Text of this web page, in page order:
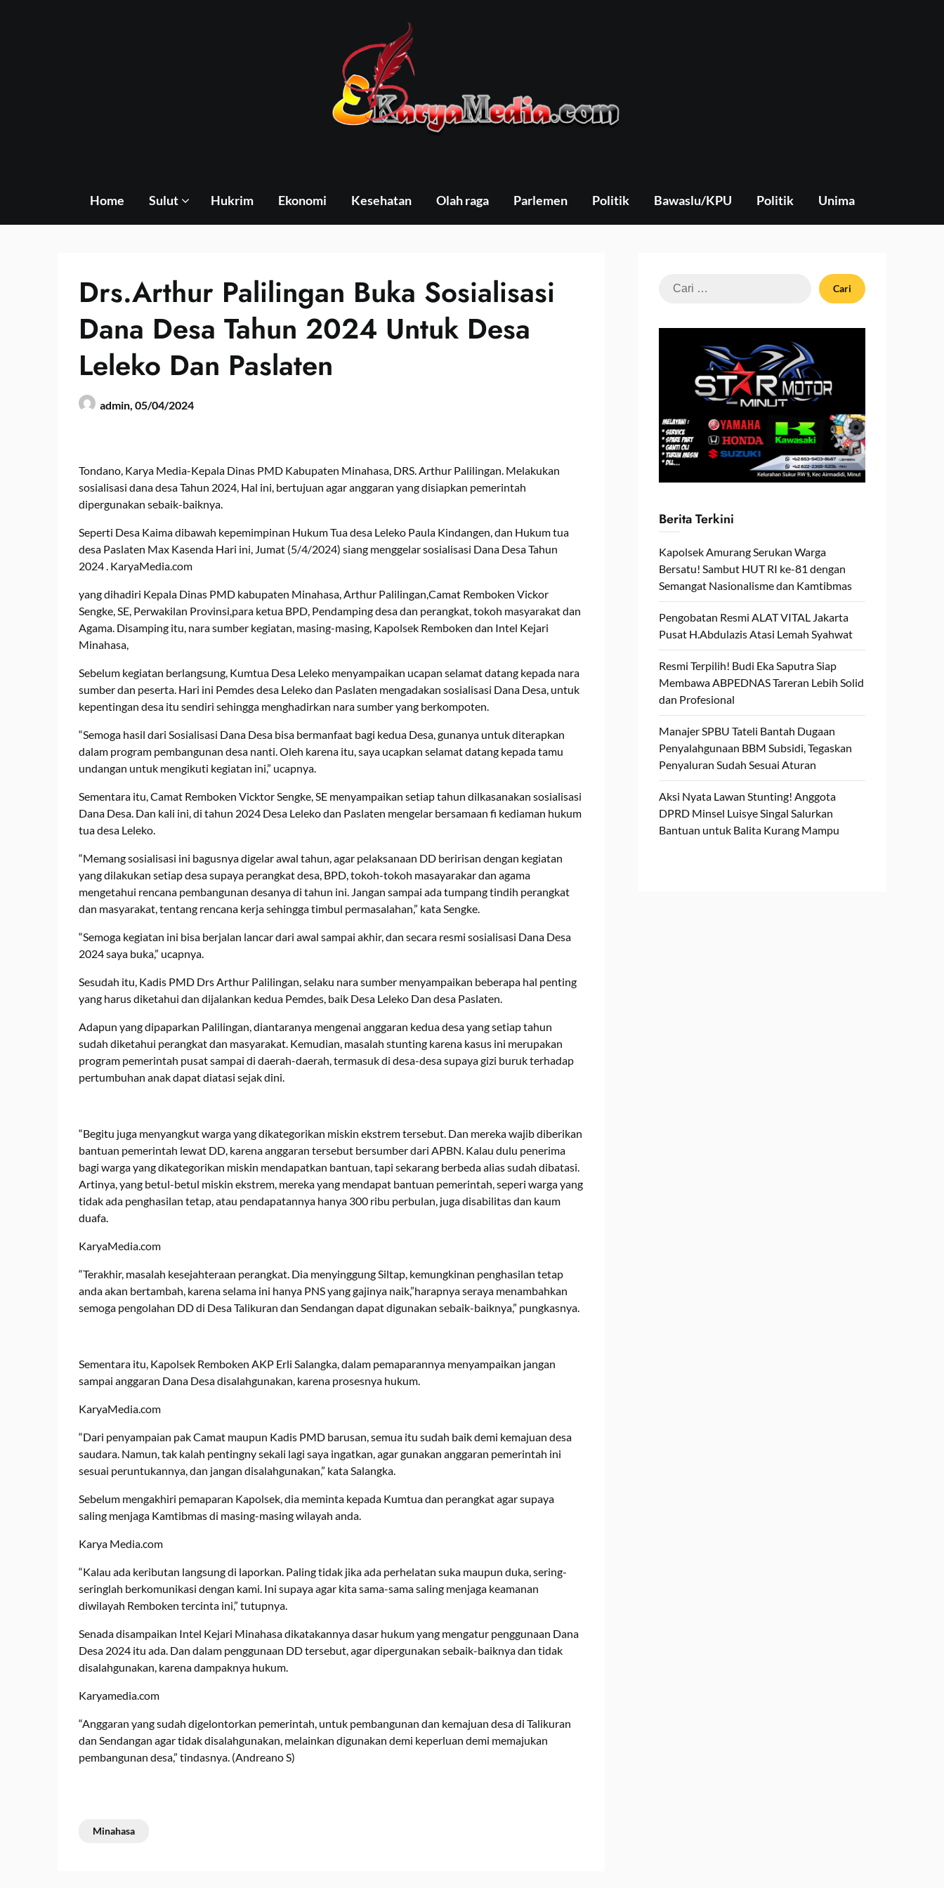
Home Sulut Hukrim Ekonomi Kesehatan Olah raga Parlemen Politik Bawaslu/KPU Politik Unima
Drs.Arthur Palilingan Buka Sosialisasi
Dana Desa Tahun 2024 Untuk Desa
Leleko Dan Paslaten
admin, 05/04/2024
Tondano, Karya Media-Kepala Dinas PMD Kabupaten Minahasa, DRS. Arthur Palilingan. Melakukan
sosialisasi dana desa Tahun 2024, Hal ini, bertujuan agar anggaran yang disiapkan pemerintah
dipergunakan sebaik-baiknya.
Seperti Desa Kaima dibawah kepemimpinan Hukum Tua desa Leleko Paula Kindangen, dan Hukum tua
desa Paslaten Max Kasenda Hari ini, Jumat (5/4/2024) siang menggelar sosialisasi Dana Desa Tahun
2024 . KaryaMedia.com
yang dihadiri Kepala Dinas PMD kabupaten Minahasa, Arthur Palilingan,Camat Remboken Vickor
Sengke, SE, Perwakilan Provinsi,para ketua BPD, Pendamping desa dan perangkat, tokoh masyarakat dan
Agama. Disamping itu, nara sumber kegiatan, masing-masing, Kapolsek Remboken dan Intel Kejari
Minahasa,
Sebelum kegiatan berlangsung, Kumtua Desa Leleko menyampaikan ucapan selamat datang kepada nara
sumber dan peserta. Hari ini Pemdes desa Leleko dan Paslaten mengadakan sosialisasi Dana Desa, untuk
kepentingan desa itu sendiri sehingga menghadirkan nara sumber yang berkompoten.
“Semoga hasil dari Sosialisasi Dana Desa bisa bermanfaat bagi kedua Desa, gunanya untuk diterapkan
dalam program pembangunan desa nanti. Oleh karena itu, saya ucapkan selamat datang kepada tamu
undangan untuk mengikuti kegiatan ini,” ucapnya.
Sementara itu, Camat Remboken Vicktor Sengke, SE menyampaikan setiap tahun dilkasanakan sosialisasi
Dana Desa. Dan kali ini, di tahun 2024 Desa Leleko dan Paslaten mengelar bersamaan fi kediaman hukum
tua desa Leleko.
“Memang sosialisasi ini bagusnya digelar awal tahun, agar pelaksanaan DD beririsan dengan kegiatan
yang dilakukan setiap desa supaya perangkat desa, BPD, tokoh-tokoh masayarakar dan agama
mengetahui rencana pembangunan desanya di tahun ini. Jangan sampai ada tumpang tindih perangkat
dan masyarakat, tentang rencana kerja sehingga timbul permasalahan,” kata Sengke.
“Semoga kegiatan ini bisa berjalan lancar dari awal sampai akhir, dan secara resmi sosialisasi Dana Desa
2024 saya buka,” ucapnya.
Sesudah itu, Kadis PMD Drs Arthur Palilingan, selaku nara sumber menyampaikan beberapa hal penting
yang harus diketahui dan dijalankan kedua Pemdes, baik Desa Leleko Dan desa Paslaten.
Adapun yang dipaparkan Palilingan, diantaranya mengenai anggaran kedua desa yang setiap tahun
sudah diketahui perangkat dan masyarakat. Kemudian, masalah stunting karena kasus ini merupakan
program pemerintah pusat sampai di daerah-daerah, termasuk di desa-desa supaya gizi buruk terhadap
pertumbuhan anak dapat diatasi sejak dini.
“Begitu juga menyangkut warga yang dikategorikan miskin ekstrem tersebut. Dan mereka wajib diberikan
bantuan pemerintah lewat DD, karena anggaran tersebut bersumber dari APBN. Kalau dulu penerima
bagi warga yang dikategorikan miskin mendapatkan bantuan, tapi sekarang berbeda alias sudah dibatasi.
Artinya, yang betul-betul miskin ekstrem, mereka yang mendapat bantuan pemerintah, seperi warga yang
tidak ada penghasilan tetap, atau pendapatannya hanya 300 ribu perbulan, juga disabilitas dan kaum
duafa.
KaryaMedia.com
“Terakhir, masalah kesejahteraan perangkat. Dia menyinggung Siltap, kemungkinan penghasilan tetap
anda akan bertambah, karena selama ini hanya PNS yang gajinya naik,”harapnya seraya menambahkan
semoga pengolahan DD di Desa Talikuran dan Sendangan dapat digunakan sebaik-baiknya,” pungkasnya.
Sementara itu, Kapolsek Remboken AKP Erli Salangka, dalam pemaparannya menyampaikan jangan
sampai anggaran Dana Desa disalahgunakan, karena prosesnya hukum.
KaryaMedia.com
“Dari penyampaian pak Camat maupun Kadis PMD barusan, semua itu sudah baik demi kemajuan desa
saudara. Namun, tak kalah pentingny sekali lagi saya ingatkan, agar gunakan anggaran pemerintah ini
sesuai peruntukannya, dan jangan disalahgunakan,” kata Salangka.
Sebelum mengakhiri pemaparan Kapolsek, dia meminta kepada Kumtua dan perangkat agar supaya
saling menjaga Kamtibmas di masing-masing wilayah anda.
Karya Media.com
“Kalau ada keributan langsung di laporkan. Paling tidak jika ada perhelatan suka maupun duka, sering-
seringlah berkomunikasi dengan kami. Ini supaya agar kita sama-sama saling menjaga keamanan
diwilayah Remboken tercinta ini,” tutupnya.
Senada disampaikan Intel Kejari Minahasa dikatakannya dasar hukum yang mengatur penggunaan Dana
Desa 2024 itu ada. Dan dalam penggunaan DD tersebut, agar dipergunakan sebaik-baiknya dan tidak
disalahgunakan, karena dampaknya hukum.
Karyamedia.com
“Anggaran yang sudah digelontorkan pemerintah, untuk pembangunan dan kemajuan desa di Talikuran
dan Sendangan agar tidak disalahgunakan, melainkan digunakan demi keperluan demi memajukan
pembangunan desa,” tindasnya. (Andreano S)
Minahasa
Cari
Berita Terkini
Kapolsek Amurang Serukan Warga
Bersatu! Sambut HUT RI ke-81 dengan
Semangat Nasionalisme dan Kamtibmas
Pengobatan Resmi ALAT VITAL Jakarta
Pusat H.Abdulazis Atasi Lemah Syahwat
Resmi Terpilih! Budi Eka Saputra Siap
Membawa ABPEDNAS Tareran Lebih Solid
dan Profesional
Manajer SPBU Tateli Bantah Dugaan
Penyalahgunaan BBM Subsidi, Tegaskan
Penyaluran Sudah Sesuai Aturan
Aksi Nyata Lawan Stunting! Anggota
DPRD Minsel Luisye Singal Salurkan
Bantuan untuk Balita Kurang Mampu